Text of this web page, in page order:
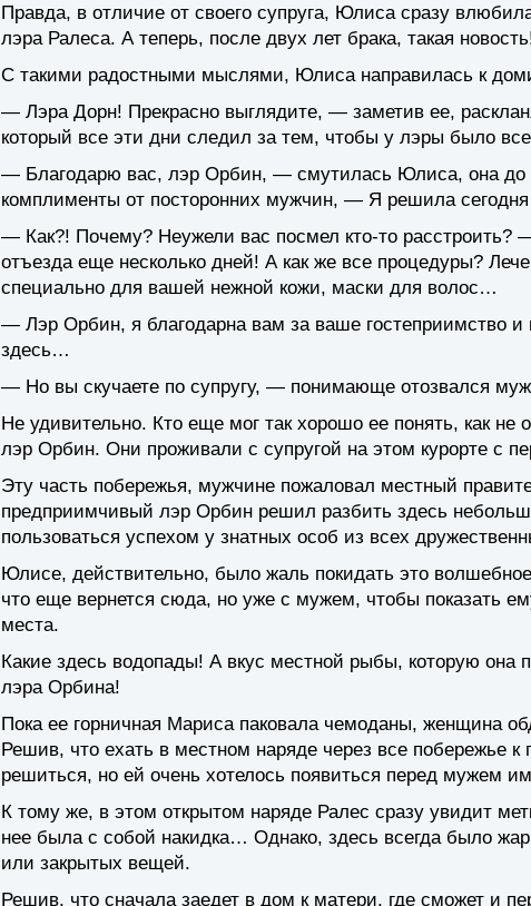
Правда, в отличие от своего супруга, Юлиса сразу
лэра Ралеса. А теперь, после двух лет брака, такая
С такими радостными мыслями, Юлиса направилась к
— Лэра Дорн! Прекрасно выглядите, — заметив ее,
который все эти дни следил за тем, чтобы у лэры было
— Благодарю вас, лэр Орбин, — смутилась Юлиса, она до
комплименты от посторонних мужчин, — Я решила сегодня
— Как?! Почему? Неужели вас посмел кто-то
отъезда еще несколько дней! А как же все процедуры?
специально для вашей нежной кожи, маски для волос…
— Лэр Орбин, я благодарна вам за ваше гостеприимство и
здесь…
— Но вы скучаете по супругу, — понимающе отозвался
Не удивительно. Кто еще мог так хорошо ее понять, как
лэр Орбин. Они проживали с супругой на этом курорте с
Эту часть побережья, мужчине пожаловал местный
предприимчивый лэр Орбин решил разбить здесь
пользоваться успехом у знатных особ из всех
Юлисе, действительно, было жаль покидать это
что еще вернется сюда, но уже с мужем, чтобы показать
места.
Какие здесь водопады! А вкус местной рыбы, которую она
лэра Орбина!
Пока ее горничная Мариса паковала чемоданы, женщина
Решив, что ехать в местном наряде через все побережье к
решиться, но ей очень хотелось появиться перед мужем
К тому же, в этом открытом наряде Ралес сразу увидит
нее была с собой накидка… Однако, здесь всегда было
или закрытых вещей.
Решив, что сначала заедет в дом к матери, где сможет и